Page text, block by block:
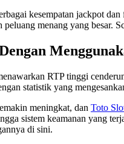
kesempatan jackpot
menang yang besar.
RTP tinggi
statistik yang
meningkat, dan Toto
sistem keamanan yang
di sini.